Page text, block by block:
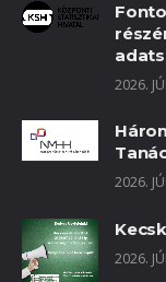
2026.
2026.
2026.